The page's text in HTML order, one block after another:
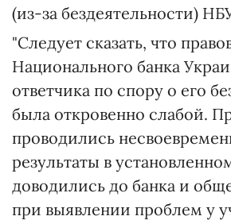
(из-за бездеятельности)
"Следует сказать, что
Национального банка
ответчика по спору о его
была откровенно слабой.
проводились
результаты в
доводились до банка и
при выявлении проблем у